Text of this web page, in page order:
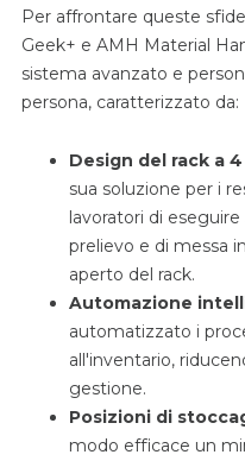
Per affrontare queste
Geek+ e AMH Material
sistema avanzato e
persona, caratterizzato da:
Design del rack a
sua soluzione per i
lavoratori di
prelievo e di messa
aperto del rack.
Automazione
automatizzato i
all'inventario,
gestione.
Posizioni di
modo efficace un